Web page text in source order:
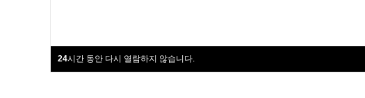
24시간 동안 다시 열람하지 않습니다.